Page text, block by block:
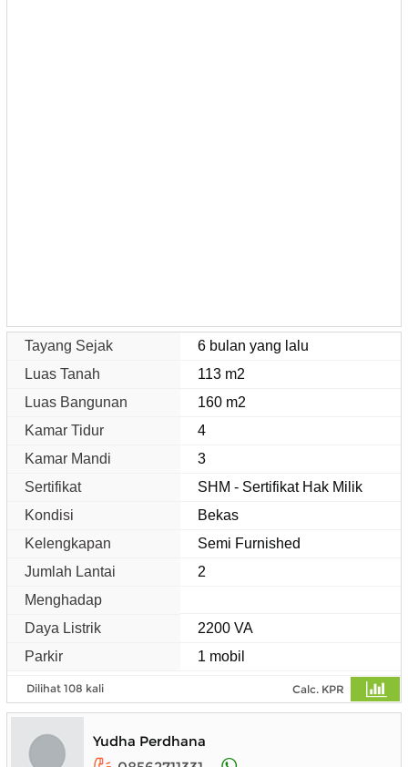
Tayang Sejak
6 bulan yang lalu
Luas Tanah
113 m2
Luas Bangunan
160 m2
Kamar Tidur
4
Kamar Mandi
3
Sertifikat
SHM - Sertifikat Hak Milik
Kondisi
Bekas
Kelengkapan
Semi Furnished
Jumlah Lantai
2
Menghadap
Daya Listrik
2200 VA
Parkir
1 mobil
Dilihat 108 kali Calc. KPR
Yudha Perdhana